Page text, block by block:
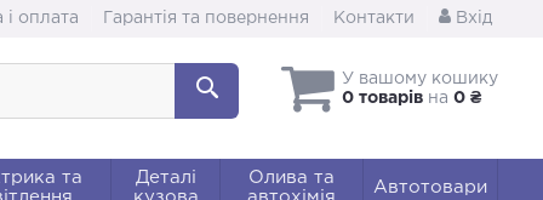
і оплата Гарантія та повернення Контакти Вхід
У вашому кошику
0 товарів на 0 ₴
та
Деталі
Олива та
Автотовари